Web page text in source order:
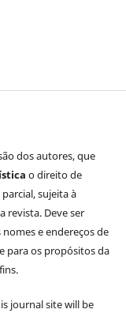
dos autores, que
o direito de
sujeita à
revista. Deve ser
e endereços de
para os propósitos da
journal site will be